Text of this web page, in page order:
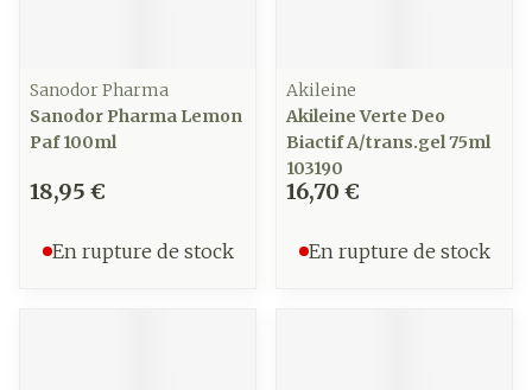
Sanodor Pharma
Sanodor Pharma Lemon
Paf 100ml
18,95 €
En rupture de stock
Akileine
Akileine Verte Deo
Biactif A/trans.gel 75ml
103190
16,70 €
En rupture de stock